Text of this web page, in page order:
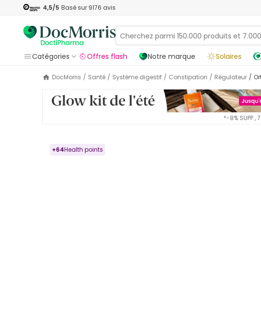
4,5/5 Basé sur 9176 avis
Catégories
Offres flash Notre marque Solaires
DocMorris / Santé / Système digestif / Constipation / Régulateur /
*-8%
+64Health points